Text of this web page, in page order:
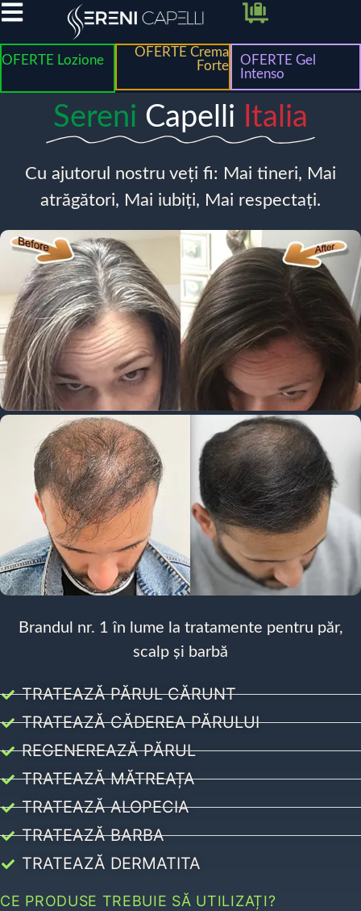
OFERTE Lozione
OFERTE Crema
Forte
OFERTE Gel
Intenso
Sereni Capelli Italia
Cu ajutorul nostru veți fi: Mai tineri, Mai
atrăgători, Mai iubiți, Mai respectați.
Brandul nr. 1 în lume la tratamente pentru păr,
scalp și barbă
TRATEAZĂ PĂRUL CĂRUNT
TRATEAZĂ CĂDEREA PĂRULUI
REGENEREAZĂ PĂRUL
TRATEAZĂ MĂTREAȚA
TRATEAZĂ ALOPECIA
TRATEAZĂ BARBA
TRATEAZĂ DERMATITA
CE PRODUSE TREBUIE SĂ UTILIZAȚI?